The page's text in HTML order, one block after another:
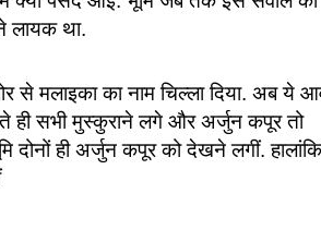
लायक था.
से मलाइका का नाम चिल्ला दिया. अब ये
ही सभी मुस्कुराने लगे और अर्जुन कपूर तो
ही अर्जुन कपूर को देखने लगीं. हालांकि